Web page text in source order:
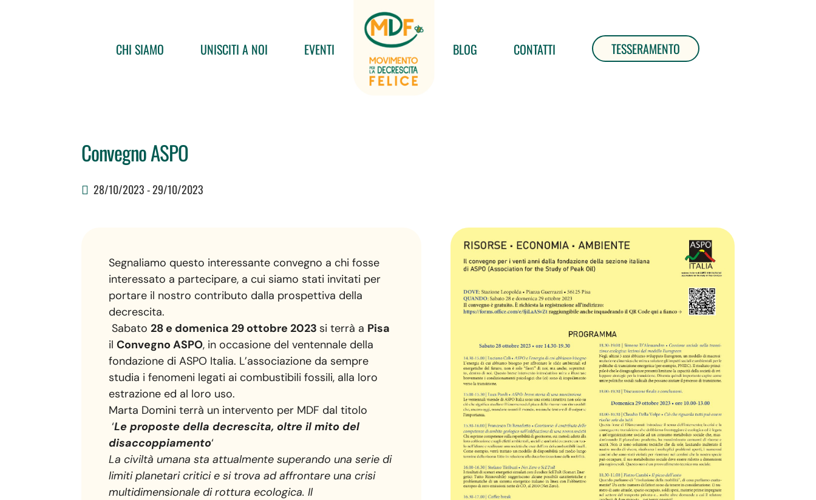
CHI SIAMO UNISCITI A NOI EVENTI BLOG CONTATTI TESSERAMENTO
Convegno ASPO
28/10/2023 - 29/10/2023
Segnaliamo questo interessante convegno a chi fosse
interessato a partecipare, a cui siamo stati invitati per
portare il nostro contributo dalla prospettiva della
decrescita.
Sabato 28 e domenica 29 ottobre 2023 si terrà a Pisa
ilConvegno ASPO, in occasione del ventennale della
fondazione di ASPO Italia. L’associazione da sempre
studia i fenomeni legati ai combustibili fossili, alla loro
estrazione ed al loro uso.
Marta Domini terrà un intervento per MDF dal titolo
‘Le proposte della decrescita, oltre il mito del
disaccoppiamento‘
La civiltà umana sta attualmente superando una serie di
limiti planetari critici e si trova ad affrontare una crisi
multidimensionale di rottura ecologica.Il